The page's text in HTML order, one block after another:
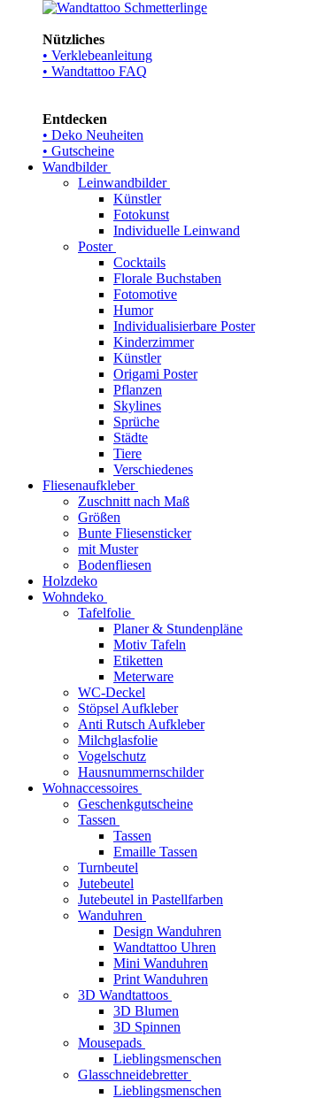
Nützliches
• Verklebeanleitung
• Wandtattoo FAQ
Entdecken
• Deko Neuheiten
• Gutscheine
Wandbilder
Leinwandbilder
Künstler
Fotokunst
Individuelle Leinwand
Poster
Cocktails
Florale Buchstaben
Fotomotive
Humor
Individualisierbare Poster
Kinderzimmer
Künstler
Origami Poster
Pflanzen
Skylines
Sprüche
Städte
Tiere
Verschiedenes
Fliesenaufkleber
Zuschnitt nach Maß
Größen
Bunte Fliesensticker
mit Muster
Bodenfliesen
Holzdeko
Wohndeko
Tafelfolie
Planer & Stundenpläne
Motiv Tafeln
Etiketten
Meterware
WC-Deckel
Stöpsel Aufkleber
Anti Rutsch Aufkleber
Milchglasfolie
Vogelschutz
Hausnummernschilder
Wohnaccessoires
Geschenkgutscheine
Tassen
Tassen
Emaille Tassen
Turnbeutel
Jutebeutel
Jutebeutel in Pastellfarben
Wanduhren
Design Wanduhren
Wandtattoo Uhren
Mini Wanduhren
Print Wanduhren
3D Wandtattoos
3D Blumen
3D Spinnen
Mousepads
Lieblingsmenschen
Glasschneidebretter
Lieblingsmenschen